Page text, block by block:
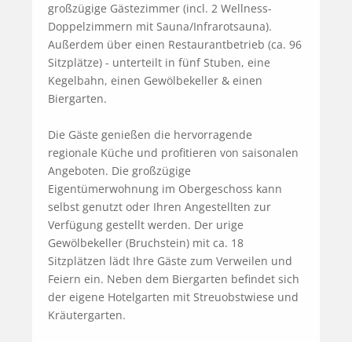
großzügige Gästezimmer (incl. 2 Wellness-
Doppelzimmern mit Sauna/Infrarotsauna).
Außerdem über einen Restaurantbetrieb (ca. 96
Sitzplätze) - unterteilt in fünf Stuben, eine
Kegelbahn, einen Gewölbekeller & einen
Biergarten.
Die Gäste genießen die hervorragende
regionale Küche und profitieren von saisonalen
Angeboten. Die großzügige
Eigentümerwohnung im Obergeschoss kann
selbst genutzt oder Ihren Angestellten zur
Verfügung gestellt werden. Der urige
Gewölbekeller (Bruchstein) mit ca. 18
Sitzplätzen lädt Ihre Gäste zum Verweilen und
Feiern ein. Neben dem Biergarten befindet sich
der eigene Hotelgarten mit Streuobstwiese und
Kräutergarten.